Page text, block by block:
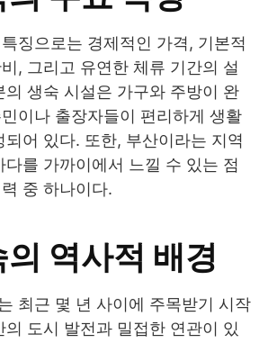
징으로는 경제적인 가격, 기본적
, 그리고 유연한 체류 기간의 설
의 생숙 시설은 가구와 주방이 완
이나 출장자들이 편리하게 생활
되어 있다. 또한, 부산이라는 지역
다를 가까이에서 느낄 수 있는 점
중 하나이다.
역사적 배경
최근 몇 년 사이에 주목받기 시작
의 도시 발전과 밀접한 연관이 있